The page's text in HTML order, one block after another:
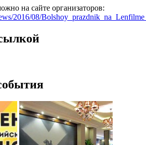
на сайте организаторов:
2016/08/